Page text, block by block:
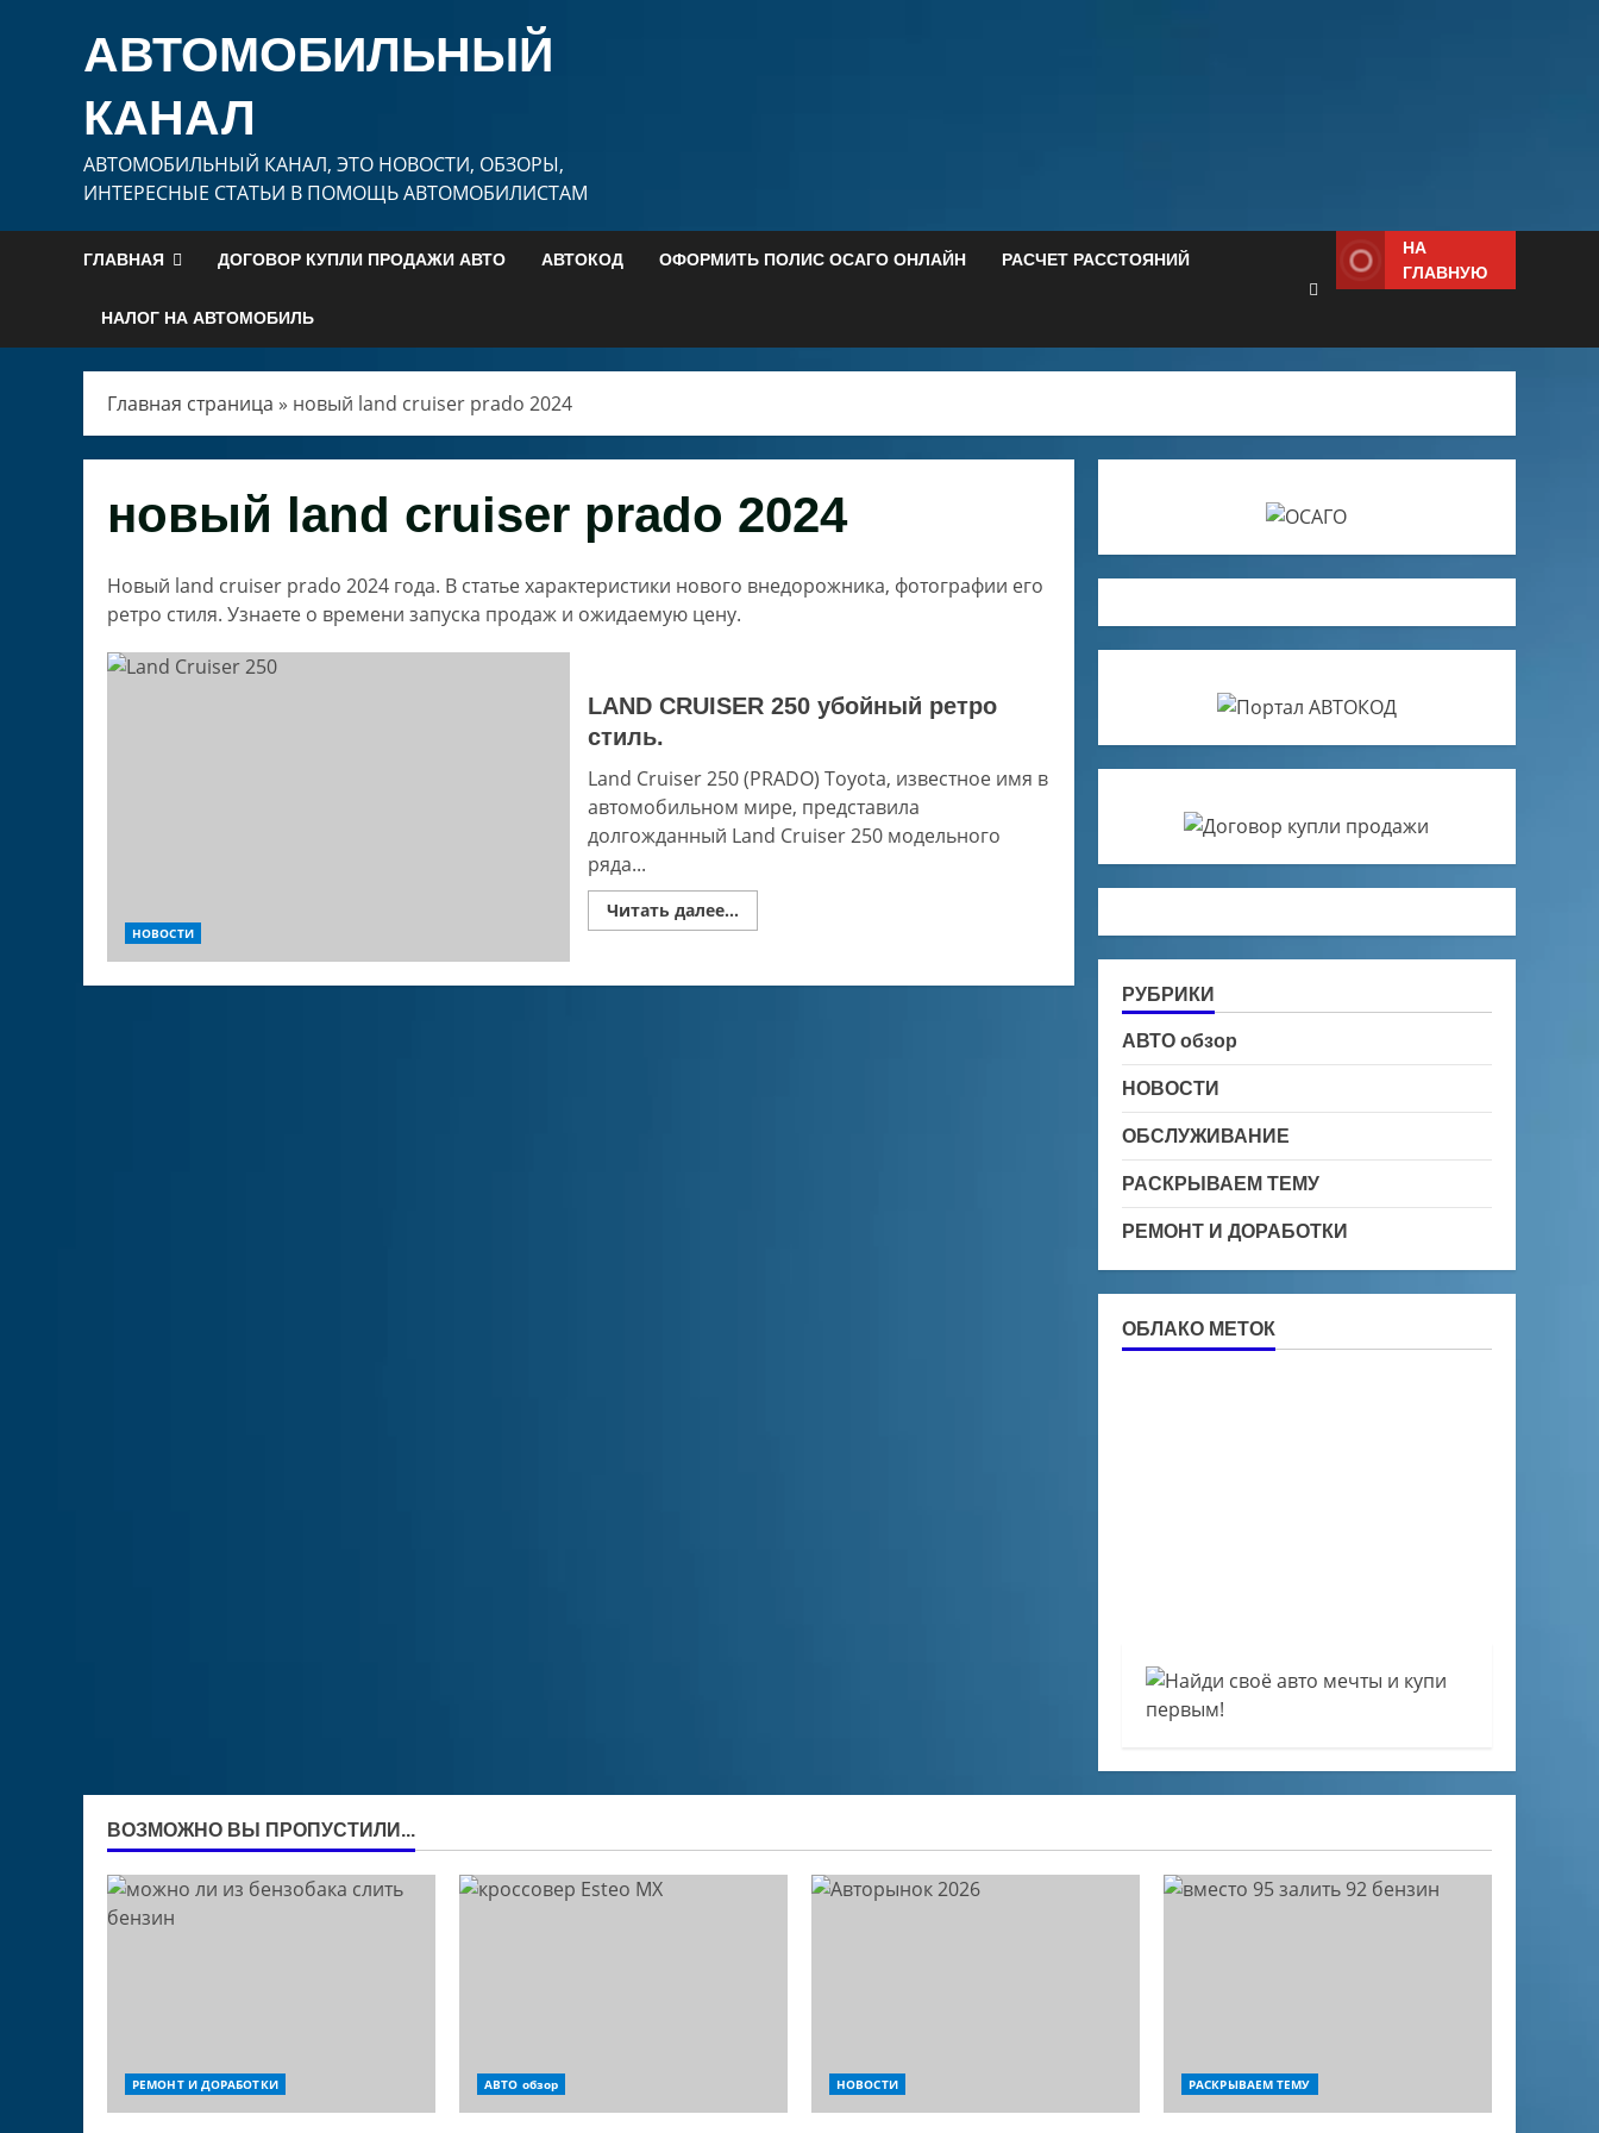
содержимомуАВТОМОБИЛЬНЫЙ
КАНАЛ
АВТОМОБИЛЬНЫЙ КАНАЛ, ЭТО НОВОСТИ, ОБЗОРЫ,
ИНТЕРЕСНЫЕ СТАТЬИ В ПОМОЩЬ АВТОМОБИЛИСТАМ
ГЛАВНАЯ ДОГОВОР КУПЛИ ПРОДАЖИ АВТО АВТОКОД ОФОРМИТЬ ПОЛИС ОСАГО ОНЛАЙН РАСЧЕТ РАССТОЯНИЙ
НАЛОГ НА АВТОМОБИЛЬ
НА
ГЛАВНУЮ
Главная страница » новый land cruiser prado 2024
новый land cruiser prado 2024
Новый land cruiser prado 2024 года. В статье характеристики нового внедорожника, фотографии его
ретро стиля. Узнаете о времени запуска продаж и ожидаемую цену.
НОВОСТИ
LAND CRUISER 250 убойный ретро
стиль.
Land Cruiser 250 (PRADO) Toyota, известное имя в
автомобильном мире, представила
долгожданный Land Cruiser 250 модельного
ряда...
Читать далее...Read
more
250 РУБРИКИ
АВТО обзор
НОВОСТИ
ОБСЛУЖИВАНИЕ
РАСКРЫВАЕМ ТЕМУ
РЕМОНТ И ДОРАБОТКИ
ОБЛАКО МЕТОК
ВОЗМОЖНО ВЫ ПРОПУСТИЛИ...
РЕМОНТ И ДОРАБОТКИ АВТО обзор НОВОСТИ РАСКРЫВАЕМ ТЕМУ